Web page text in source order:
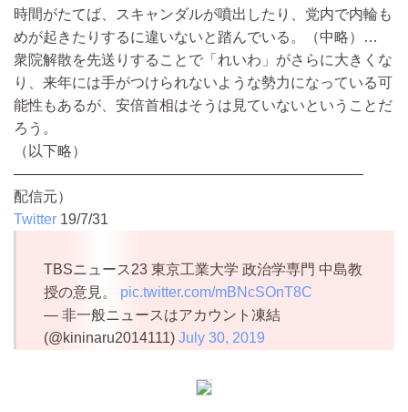
時間がたてば、スキャンダルが噴出したり、党内で内輪も
めが起きたりするに違いないと踏んでいる。
（中略）…
衆院解散を先送りすることで「れいわ」がさらに大きくな
り、来年には手がつけられないような勢力になっている可
能性もあるが、安倍首相はそうは見ていないということだ
ろう。
（以下略）
————————————————————————
配信元）
Twitter 19/7/31
TBSニュース23 東京工業大学 政治学専門 中島教
授の意見。 pic.twitter.com/mBNcSOnT8C
— 非一般ニュースはアカウント凍結
(@kininaru2014111) July 30, 2019